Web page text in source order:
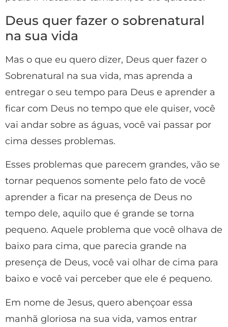
Deus quer fazer o sobrenatural
na sua vida
Mas o que eu quero dizer, Deus quer fazer o
Sobrenatural na sua vida, mas aprenda a
entregar o seu tempo para Deus e aprender a
ficar com Deus no tempo que ele quiser, você
vai andar sobre as águas, você vai passar por
cima desses problemas.
Esses problemas que parecem grandes, vão se
tornar pequenos somente pelo fato de você
aprender a ficar na presença de Deus no
tempo dele, aquilo que é grande se torna
pequeno. Aquele problema que você olhava de
baixo para cima, que parecia grande na
presença de Deus, você vai olhar de cima para
baixo e você vai perceber que ele é pequeno.
Em nome de Jesus, quero abençoar essa
manhã gloriosa na sua vida, vamos entrar